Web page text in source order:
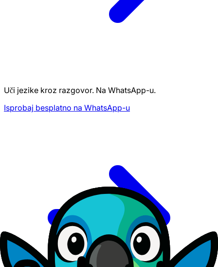
Uči jezike kroz razgovor. Na WhatsApp-u.
Isprobaj besplatno na WhatsApp-u